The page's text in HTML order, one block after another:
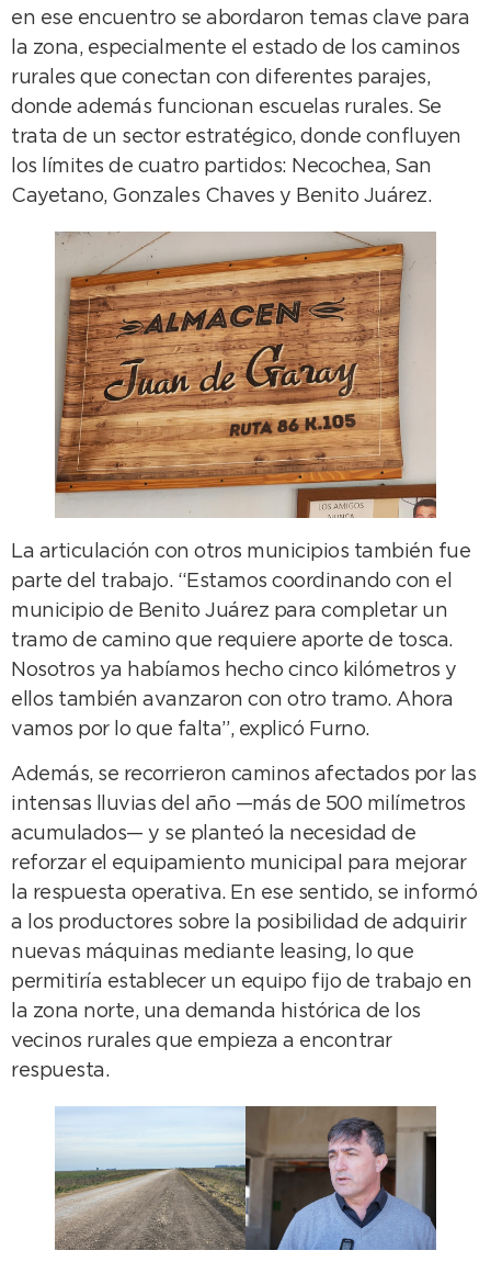
en ese encuentro se abordaron temas clave para
la zona, especialmente el estado de los caminos
rurales que conectan con diferentes parajes,
donde además funcionan escuelas rurales. Se
trata de un sector estratégico, donde confluyen
los límites de cuatro partidos: Necochea, San
Cayetano, Gonzales Chaves y Benito Juárez.
La articulación con otros municipios también fue
parte del trabajo. “Estamos coordinando con el
municipio de Benito Juárez para completar un
tramo de camino que requiere aporte de tosca.
Nosotros ya habíamos hecho cinco kilómetros y
ellos también avanzaron con otro tramo. Ahora
vamos por lo que falta”, explicó Furno.
Además, se recorrieron caminos afectados por las
intensas lluvias del año —más de 500 milímetros
acumulados— y se planteó la necesidad de
reforzar el equipamiento municipal para mejorar
la respuesta operativa. En ese sentido, se informó
a los productores sobre la posibilidad de adquirir
nuevas máquinas mediante leasing, lo que
permitiría establecer un equipo fijo de trabajo en
la zona norte, una demanda histórica de los
vecinos rurales que empieza a encontrar
respuesta.